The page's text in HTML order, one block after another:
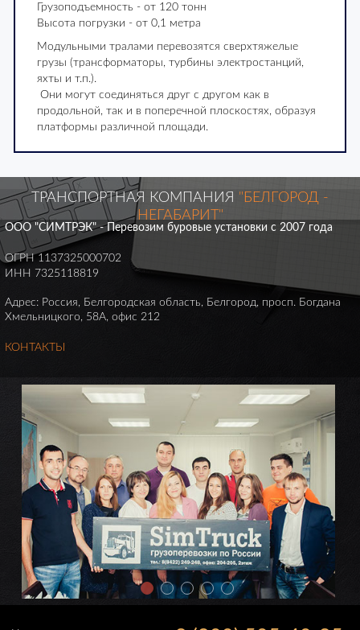
Грузоподъемность - от 120 тонн
Высота погрузки - от 0,1 метра
Модульными тралами перевозятся сверхтяжелые
грузы (трансформаторы, турбины электростанций,
яхты и т.п.).
Они могут соединяться друг с другом как в
продольной, так и в поперечной плоскостях, образуя
платформы различной площади.
ТРАНСПОРТНАЯ КОМПАНИЯ "БЕЛГОРОД -
НЕГАБАРИТ"
ООО "СИМТРЭК" - Перевозим буровые установки с 2007 года
ОГРН 1137325000702
ИНН 7325118819
Адрес: Россия, Белгородская область, Белгород, просп. Богдана
Хмельницкого, 58А, офис 212
КОНТАКТЫ